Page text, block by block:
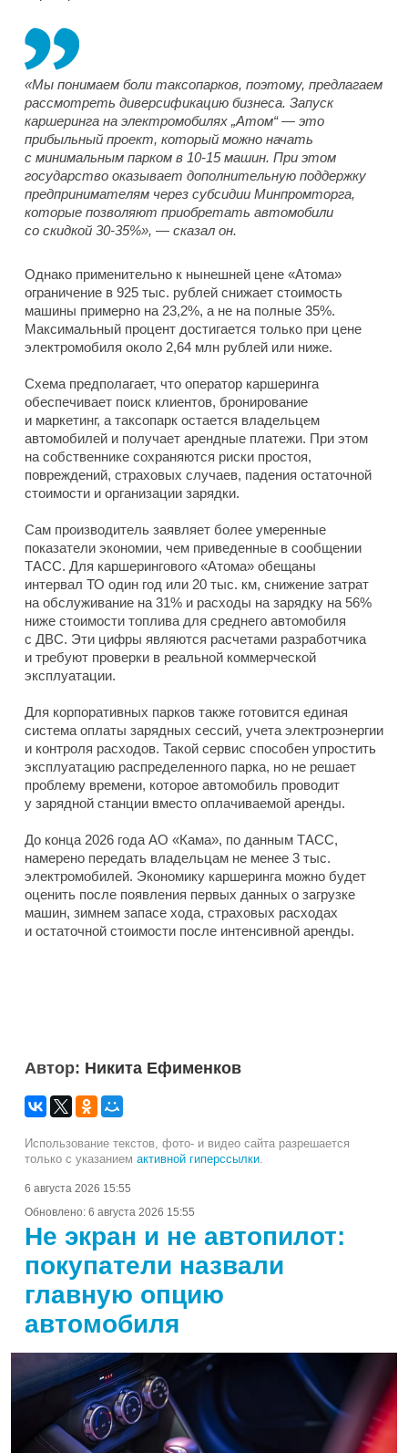
«Мы понимаем боли таксопарков, поэтому, предлагаем
рассмотреть диверсификацию бизнеса. Запуск
каршеринга на электромобилях „Атом“ — это
прибыльный проект, который можно начать
с минимальным парком в 10-15 машин. При этом
государство оказывает дополнительную поддержку
предпринимателям через субсидии Минпромторга,
которые позволяют приобретать автомобили
со скидкой 30-35%», — сказал он.
Однако применительно к нынешней цене «Атома»
ограничение в 925 тыс. рублей снижает стоимость
машины примерно на 23,2%, а не на полные 35%.
Максимальный процент достигается только при цене
электромобиля около 2,64 млн рублей или ниже.
Схема предполагает, что оператор каршеринга
обеспечивает поиск клиентов, бронирование
и маркетинг, а таксопарк остается владельцем
автомобилей и получает арендные платежи. При этом
на собственнике сохраняются риски простоя,
повреждений, страховых случаев, падения остаточной
стоимости и организации зарядки.
Сам производитель заявляет более умеренные
показатели экономии, чем приведенные в сообщении
ТАСС. Для каршерингового «Атома» обещаны
интервал ТО один год или 20 тыс. км, снижение затрат
на обслуживание на 31% и расходы на зарядку на 56%
ниже стоимости топлива для среднего автомобиля
с ДВС. Эти цифры являются расчетами разработчика
и требуют проверки в реальной коммерческой
эксплуатации.
Для корпоративных парков также готовится единая
система оплаты зарядных сессий, учета электроэнергии
и контроля расходов. Такой сервис способен упростить
эксплуатацию распределенного парка, но не решает
проблему времени, которое автомобиль проводит
у зарядной станции вместо оплачиваемой аренды.
До конца 2026 года АО «Кама», по данным ТАСС,
намерено передать владельцам не менее 3 тыс.
электромобилей. Экономику каршеринга можно будет
оценить после появления первых данных о загрузке
машин, зимнем запасе хода, страховых расходах
и остаточной стоимости после интенсивной аренды.
Автор: Никита Ефименков
Использование текстов, фото- и видео сайта разрешается
только с указанием активной гиперссылки
6 августа 2026 15:55
Обновлено: 6 августа 2026 15:55
Не экран и не автопилот:
покупатели назвали
главную опцию
автомобиля